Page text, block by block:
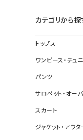
カテゴリから探
トップス
ワンピース・チュ
パンツ
サロペット・オー
スカート
ジャケット・アウタ